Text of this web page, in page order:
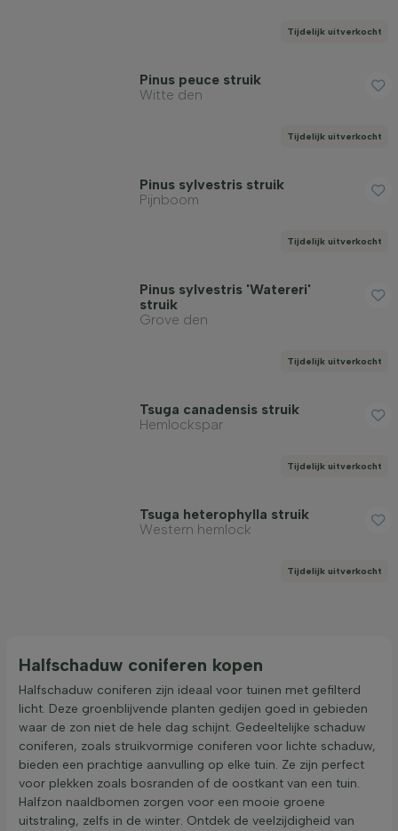
Tijdelijk uitverkocht
Pinus peuce struik
Witte den
Tijdelijk uitverkocht
Pinus sylvestris struik
Pijnboom
Tijdelijk uitverkocht
Pinus sylvestris 'Watereri'
struik
Grove den
Tijdelijk uitverkocht
Tsuga canadensis struik
Hemlockspar
Tijdelijk uitverkocht
Tsuga heterophylla struik
Western hemlock
Tijdelijk uitverkocht
Halfschaduw coniferen kopen
Halfschaduw coniferen zijn ideaal voor tuinen met gefilterd
licht. Deze groenblijvende planten gedijen goed in gebieden
waar de zon niet de hele dag schijnt. Gedeeltelijke schaduw
coniferen, zoals struikvormige coniferen voor lichte schaduw,
bieden een prachtige aanvulling op elke tuin. Ze zijn perfect
voor plekken zoals bosranden of de oostkant van een tuin.
Halfzon naaldbomen zorgen voor een mooie groene
uitstraling, zelfs in de winter. Ontdek de veelzijdigheid van